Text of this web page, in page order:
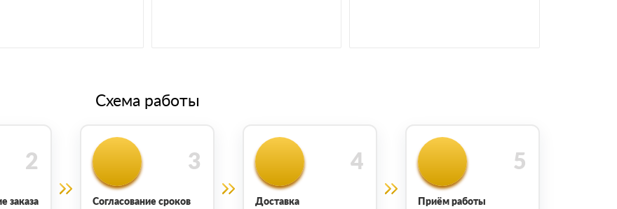
Схема работы
заказа
Согласование сроков
Доставка
Приём работы